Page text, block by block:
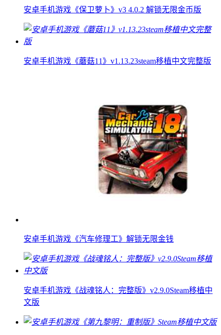
安卓手机游戏《保卫萝卜》v3 4.0.2 解锁无限金币版
安卓手机游戏《蘑菇11》v1.13.23steam移植中文完整版
安卓手机游戏《汽车修理工》解锁无限金钱
安卓手机游戏《战魂铭人：完整版》v2.9.0Steam移植中
文版